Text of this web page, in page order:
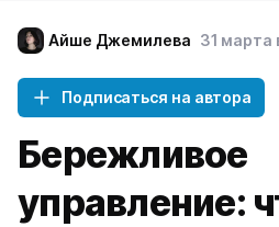
Айше Джемилева 31 марта
Подписаться на автора
Бережливое
управление: